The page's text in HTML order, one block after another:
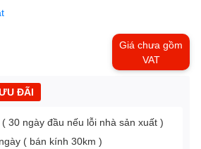
Giá chưa gồm
VAT
ĐÃI
30 ngày đầu nếu lỗi nhà sản xuất )
( bán kính 30km )